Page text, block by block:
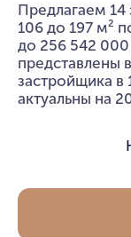
Предлагаем
106 до 197 м²
до 256 542
представлены
застройщика
актуальны на